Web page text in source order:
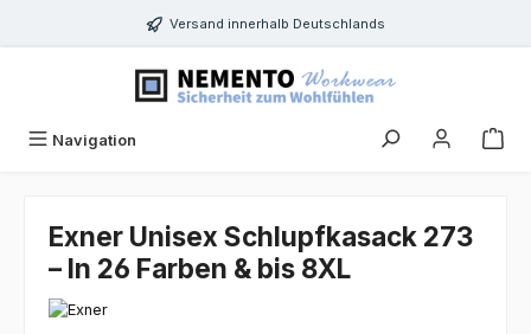
Zum Hauptinhalt springenVersand innerhalb Deutschlands
Navigation
Exner Unisex Schlupfkasack 273
– In 26 Farben & bis 8XL